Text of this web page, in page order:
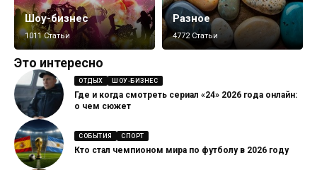
Шоу-бизнес
1011 Статьи
Разное
4772 Статьи
Это интересно
ОТДЫХ ШОУ-БИЗНЕС
Где и когда смотреть сериал «24» 2026 года онлайн:
о чем сюжет
СОБЫТИЯ СПОРТ
Кто стал чемпионом мира по футболу в 2026 году